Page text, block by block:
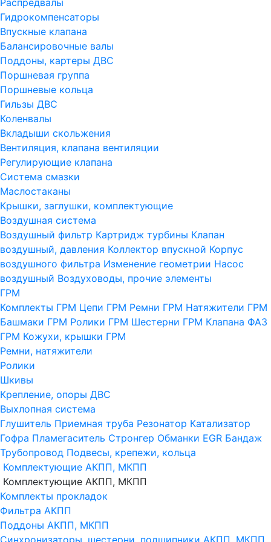
Гидрокомпенсаторы
Впускные клапана
Балансировочные валы
Поддоны, картеры ДВС
Поршневая группа
Поршневые кольца
Гильзы ДВС
Коленвалы
Вкладыши скольжения
Вентиляция, клапана вентиляции
Регулирующие клапана
Система смазки
Маслостаканы
Крышки, заглушки, комплектующие
Воздушная система
Воздушный фильтр Картридж турбины Клапан
воздушный, давления Коллектор впускной Корпус
воздушного фильтра Изменение геометрии Насос
воздушный Воздуховоды, прочие элементы
ГРМ
Комплекты ГРМ Цепи ГРМ Ремни ГРМ Натяжители ГРМ
Башмаки ГРМ Ролики ГРМ Шестерни ГРМ Клапана ФАЗ
ГРМ Кожухи, крышки ГРМ
Ремни, натяжители
Ролики
Шкивы
Крепление, опоры ДВС
Выхлопная система
Глушитель Приемная труба Резонатор Катализатор
Гофра Пламегаситель Стронгер Обманки EGR Бандаж
Трубопровод Подвесы, крепежи, кольца
Комплектующие АКПП, МКПП
Комплектующие АКПП, МКПП
Комплекты прокладок
Фильтра АКПП
Поддоны АКПП, МКПП
Синхронизаторы, шестерни, подшипники АКПП, МКПП